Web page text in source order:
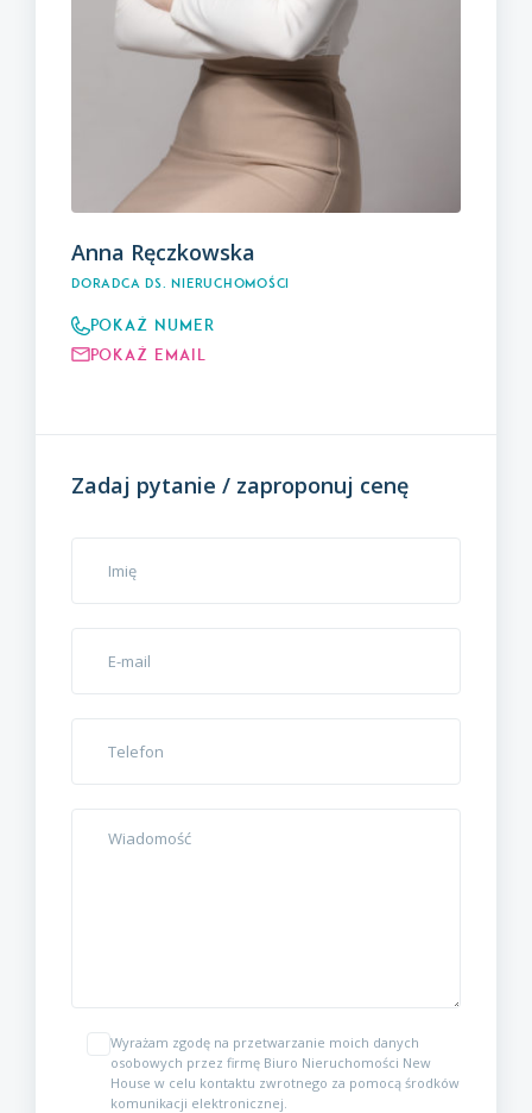
Anna Ręczkowska
Doradca ds. nieruchomości
Pokaż numer
Pokaż email
Zadaj pytanie / zaproponuj cenę
Wyrażam zgodę na przetwarzanie moich danych
osobowych przez firmę Biuro Nieruchomości New
House w celu kontaktu zwrotnego za pomocą środków
komunikacji elektronicznej.